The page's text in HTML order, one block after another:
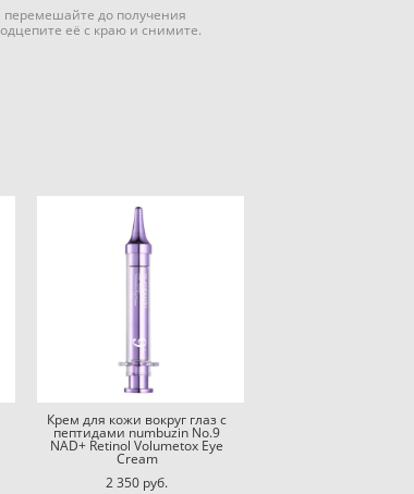
перемешайте до получения
её с краю и снимите.
Крем для кожи вокруг глаз с
пептидами numbuzin No.9
NAD+ Retinol Volumetox Eye
Cream
2 350 pуб.